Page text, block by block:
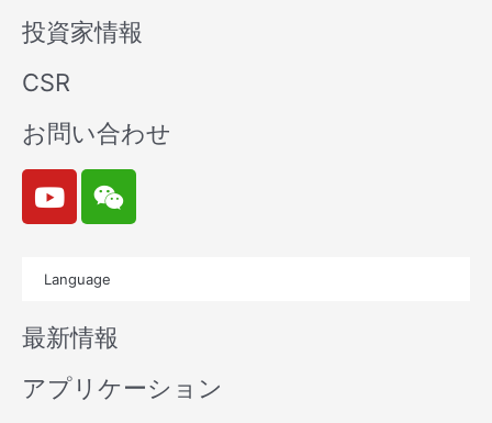
投資家情報
CSR
お問い合わせ
Y
o
u
b
e
W
e
i
n
Language
最新情報
アプリケーション